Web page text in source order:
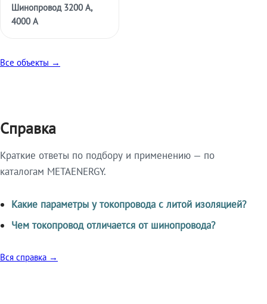
Шинопровод 3200 А,
4000 А
Все объекты →
Справка
Краткие ответы по подбору и применению — по
каталогам METAENERGY.
Какие параметры у токопровода с литой изоляцией?
Чем токопровод отличается от шинопровода?
Вся справка →